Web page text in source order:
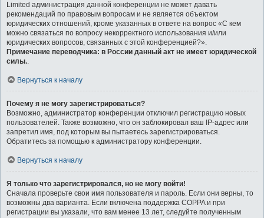
Limited администрация данной конференции не может давать
рекомендаций по правовым вопросам и не является объектом
юридических отношений, кроме указанных в ответе на вопрос «С кем
можно связаться по вопросу некорректного использования и/или
юридических вопросов, связанных с этой конференцией?».
Примечание переводчика: в России данный акт не имеет юридической
силы..
Вернуться к началу
Почему я не могу зарегистрироваться?
Возможно, администратор конференции отключил регистрацию новых
пользователей. Также возможно, что он заблокировал ваш IP-адрес или
запретил имя, под которым вы пытаетесь зарегистрироваться.
Обратитесь за помощью к администратору конференции.
Вернуться к началу
Я только что зарегистрировался, но не могу войти!
Сначала проверьте свои имя пользователя и пароль. Если они верны, то
возможны два варианта. Если включена поддержка COPPA и при
регистрации вы указали, что вам менее 13 лет, следуйте полученным